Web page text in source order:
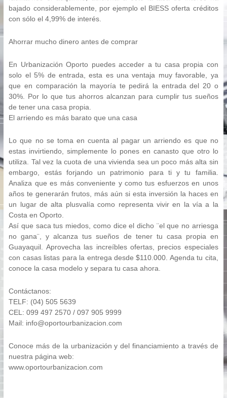
bajado considerablemente, por ejemplo el BIESS oferta créditos
con sólo el 4,99% de interés.
Ahorrar mucho dinero antes de comprar
En Urbanización Oporto puedes acceder a tu casa propia con
solo el 5% de entrada, esta es una ventaja muy favorable, ya
que en comparación la mayoría te pedirá la entrada del 20 o
30%. Por lo que tus ahorros alcanzan para cumplir tus sueños
de tener una casa propia.
El arriendo es más barato que una casa
Lo que no se toma en cuenta al pagar un arriendo es que no
estas invirtiendo, simplemente lo pones en canasto que otro lo
utiliza. Tal vez la cuota de una vivienda sea un poco más alta sin
embargo, estás forjando un patrimonio para ti y tu familia.
Analiza que es más conveniente y como tus esfuerzos en unos
años te generarán frutos, más aún si esta inversión la haces en
un lugar de alta plusvalía como representa vivir en la vía a la
Costa en Oporto.
Así que saca tus miedos, como dice el dicho ¨el que no arriesga
no gana¨, y alcanza tus sueños de tener tu casa propia en
Guayaquil. Aprovecha las increíbles ofertas, precios especiales
con casas listas para la entrega desde $110.000. Agenda tu cita,
conoce la casa modelo y separa tu casa ahora.
Contáctanos:
TELF: (04) 505 5639
CEL: 099 497 2570 / 097 905 9999
Mail: info@oportourbanizacion.com
Conoce más de la urbanización y del financiamiento a través de
nuestra página web:
www.oportourbanizacion.com